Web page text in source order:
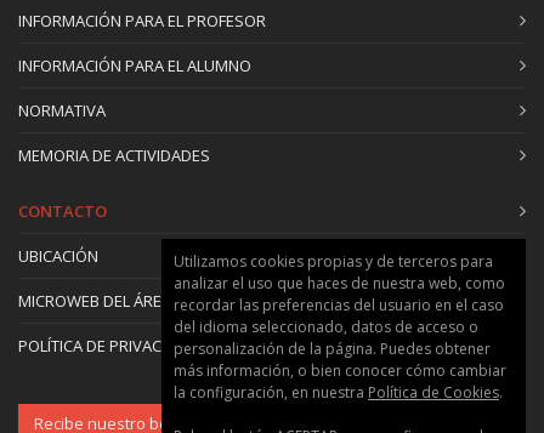
INFORMACIÓN PARA EL PROFESOR
INFORMACIÓN PARA EL ALUMNO
NORMATIVA
MEMORIA DE ACTIVIDADES
CONTACTO
UBICACIÓN
MICROWEB DEL ÁREA
POLÍTICA DE PRIVACIDAD Y COOKIES
Recibe nuestro boletín
Utilizamos cookies propias y de terceros para
analizar el uso que haces de nuestra web, como
recordar las preferencias del usuario en el caso
del idioma seleccionado, datos de acceso o
personalización de la página. Puedes obtener
más información, o bien conocer cómo cambiar
la configuración, en nuestra Política de Cookies.